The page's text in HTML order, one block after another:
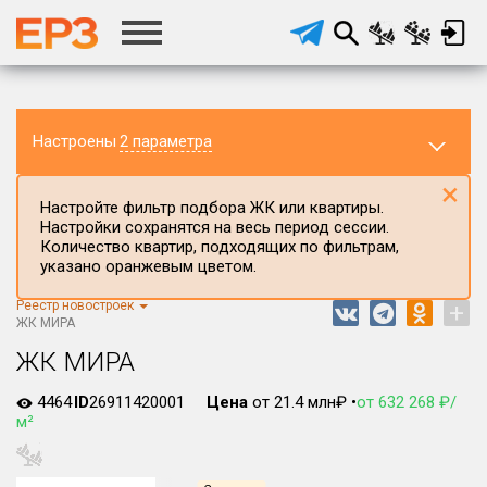
Настроены 2 параметра
Регион ЖК
Все
Настройте фильтр подбора ЖК или квартиры.
Настройки сохранятся на весь период сессии.
Количество квартир, подходящих по фильтрам,
указано оранжевым цветом.
×
Реестр новостроек
ЖК МИРА
+
ЖК МИРА
4464ID26911420001 Цена от 21.4 млн₽ •от 632 268 ₽/
м²